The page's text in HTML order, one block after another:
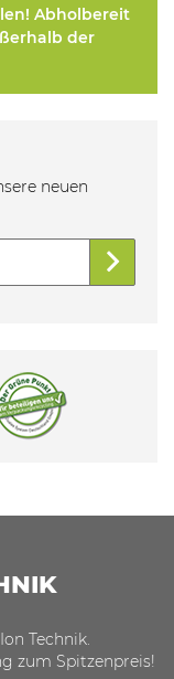
Abholbereit
der
neuen
Technik.
zum Spitzenpreis!